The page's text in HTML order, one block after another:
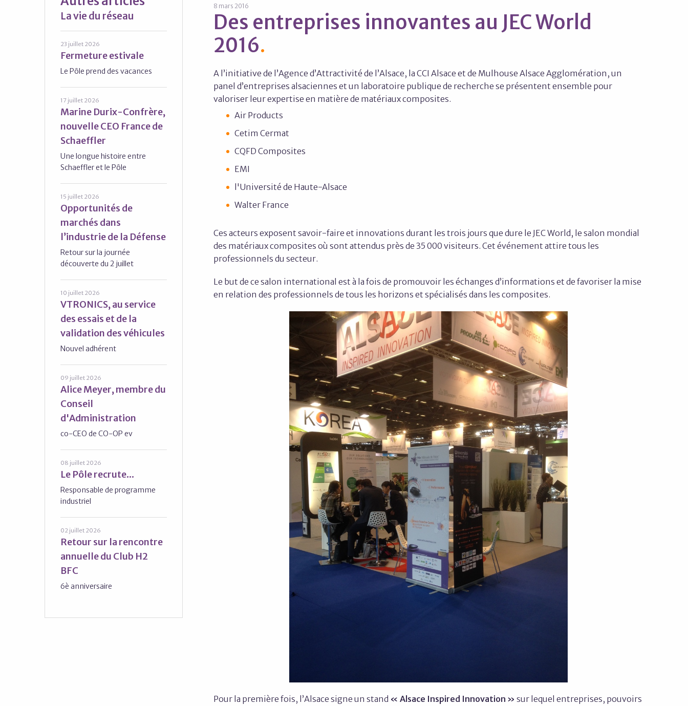
8 mars 2016
Des entreprises innovantes au JEC World
2016
A l’initiative de l’Agence d’Attractivité de l’Alsace, la CCI Alsace et de Mulhouse Alsace Agglomération, un
panel d’entreprises alsaciennes et un laboratoire publique de recherche se présentent ensemble pour
valoriser leur expertise en matière de matériaux composites.
Air Products
Cetim Cermat
CQFD Composites
EMI
l'Université de Haute-Alsace
Walter France
Ces acteurs exposent savoir-faire et innovations durant les trois jours que dure le JEC World, le salon mondial
des matériaux composites où sont attendus près de 35 000 visiteurs. Cet événement attire tous les
professionnels du secteur.
Le but de ce salon international est à la fois de promouvoir les échanges d’informations et de favoriser la mise
en relation des professionnels de tous les horizons et spécialisés dans les composites.
Pour la première fois, l’Alsace signe un stand « Alsace Inspired Innovation » sur lequel entreprises, pouvoirs
La vie du réseau
23 juillet 2026
Fermeture estivale
Le Pôle prend des vacances
17 juillet 2026
Marine Durix-Confrère,
nouvelle CEO France de
Schaeffler
Une longue histoire entre
Schaeffler et le Pôle
15 juillet 2026
Opportunités de
marchés dans
l’industrie de la Défense
Retour sur la journée
découverte du 2 juillet
10 juillet 2026
VTRONICS, au service
des essais et de la
validation des véhicules
Nouvel adhérent
09 juillet 2026
Alice Meyer, membre du
Conseil
d'Administration
co-CEO de CO-OP ev
08 juillet 2026
Le Pôle recrute...
Responsable de programme
industriel
02 juillet 2026
Retour sur la rencontre
annuelle du Club H2
BFC
6è anniversaire